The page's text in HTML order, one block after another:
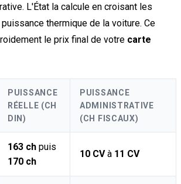
L'État la calcule en croisant les
thermique de la voiture. Ce
le prix final de votre carte
PUISSANCE
RÉELLE (CH
DIN)
PUISSANCE
ADMINISTRATIVE
(CH FISCAUX)
163 ch puis
170 ch
10 CVà 11 CV